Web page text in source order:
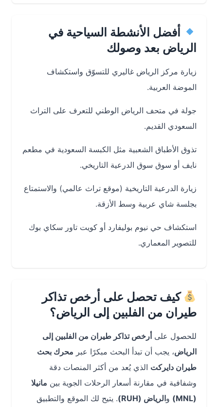
أفضل الأنشطة السياحية في
الرياض بعد وصولك
زيارة مركز ‎الرياض غاليري للتسوّق واستكشاف
الموضة العربية.
جولة في ‎متحف الرياض الوطني للتعرف على التراث
السعودي القديم.
تذوق الأطباق الشعبية مثل الكبسة السعودية في ‎مطعم
نايف أو سوق ‎سوق الدرعية التاريخي.
زيارة ‎الدرعية التاريخية (موقع تراث عالمي) والاستمتاع
بجلسة شاي عربية وسط الأزقة.
استكشاف حي ‎نيوم بوليفارد أو ‎كويت تاور سكاي بوك
للتصوير المعماري.
كيف تحصل على أرخص تذاكر
طيران من الفلبين إلى الرياض؟
للحصول علىأرخص تذاكر طيران من الفلبين إلى
الرياض، يجب أن تبدأ البحث مبكرًا عبرمحرك بحث
طيران دايركتالذي يُعد من أكثر المنصات دقة
وشفافية في مقارنة أسعار الرحلات الجوية بينمانيلا
والرياض (RUH)
. يتيح لك الموقع والتطبيق